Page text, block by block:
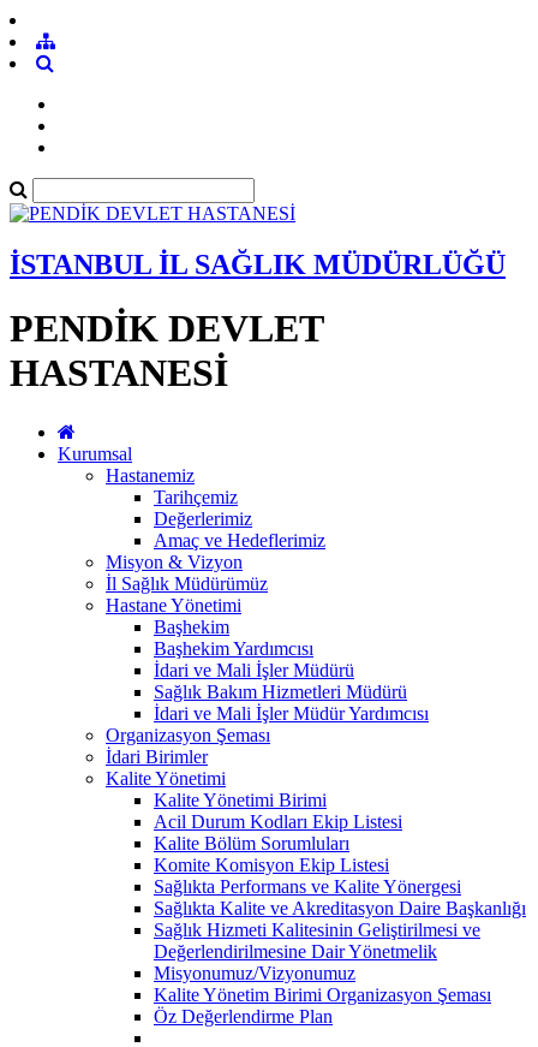
İSTANBUL İL SAĞLIK MÜDÜRLÜĞÜ
PENDİK DEVLET
HASTANESİ
Kurumsal
Hastanemiz
Tarihçemiz
Değerlerimiz
Amaç ve Hedeflerimiz
Misyon & Vizyon
İl Sağlık Müdürümüz
Hastane Yönetimi
Başhekim
Başhekim Yardımcısı
İdari ve Mali İşler Müdürü
Sağlık Bakım Hizmetleri Müdürü
İdari ve Mali İşler Müdür Yardımcısı
Organizasyon Şeması
İdari Birimler
Kalite Yönetimi
Kalite Yönetimi Birimi
Acil Durum Kodları Ekip Listesi
Kalite Bölüm Sorumluları
Komite Komisyon Ekip Listesi
Sağlıkta Performans ve Kalite Yönergesi
Sağlıkta Kalite ve Akreditasyon Daire Başkanlığı
Sağlık Hizmeti Kalitesinin Geliştirilmesi ve
Değerlendirilmesine Dair Yönetmelik
Misyonumuz/Vizyonumuz
Kalite Yönetim Birimi Organizasyon Şeması
Öz Değerlendirme Plan